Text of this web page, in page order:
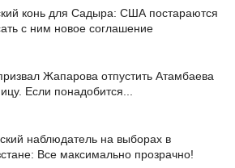
конь для Садыра: США постараются
с ним новое соглашение
Жапарова отпустить Атамбаева
Если понадобится...
наблюдатель на выборах в
Все максимально прозрачно!